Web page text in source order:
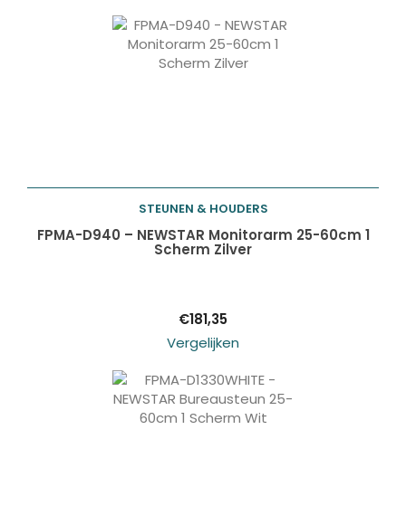
Toevoegen aan
STEUNEN & HOUDERS
FPMA-D940 – NEWSTAR Monitorarm 25-60cm 1
Scherm Zilver
€181,35
Vergelijken